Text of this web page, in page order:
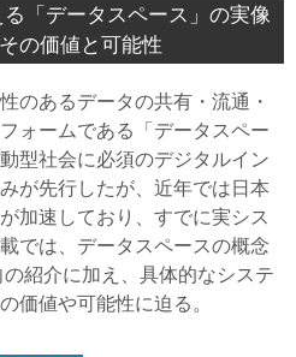
「データスペース」の実像
の価値と可能性
のあるデータの共有・流通・
ォームである「データスペー
型社会に必須のデジタルイン
が先行したが、近年では日本
加速しており、すでに実シス
では、データスペースの概念
紹介に加え、具体的なシステ
価値や可能性に迫る。